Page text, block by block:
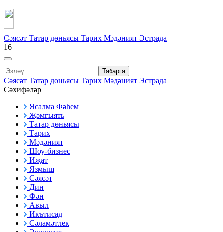
Сәясәт Татар дөньясы Тарих Мәдәният Эстрада
16+
Табарга
Сәясәт Татар дөньясы Тарих Мәдәният Эстрада
Сәхифәләр
Ясалма Фәһем
Җәмгыять
Татар дөньясы
Тарих
Мәдәният
Шоу-бизнес
Иҗат
Язмыш
Сәясәт
Дин
Фән
Авыл
Икътисад
Сәламәтлек